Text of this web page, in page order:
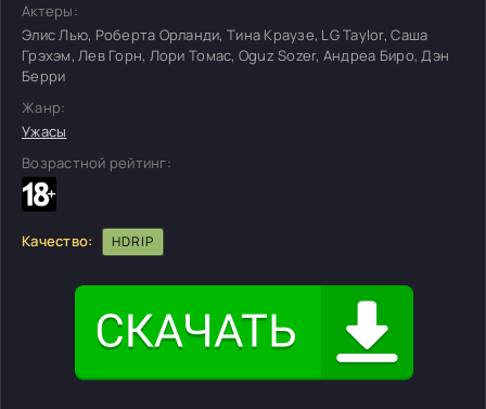
Актеры:
Элис Лью, Роберта Орланди, Тина Краузе, LG Taylor, Саша
Грэхэм, Лев Горн, Лори Томас, Oguz Sozer, Андреа Биро, Дэн
Берри
Жанр:
Ужасы
Возрастной рейтинг:
Качество: HDRIP